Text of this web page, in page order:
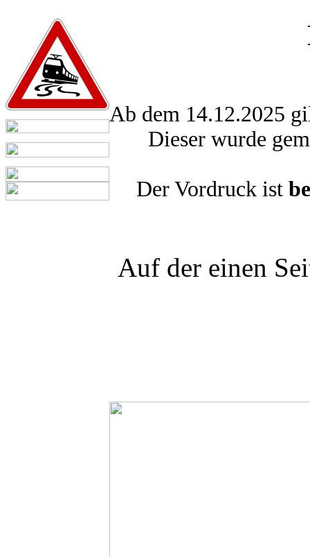
Ab dem 14.12.2025
Dieser wurde
Der Vordruck ist
Auf der einen